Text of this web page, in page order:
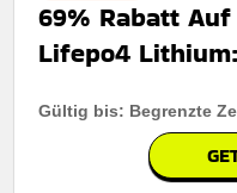
Art des Angebots:
Kumulierbar: Nicht
auf der website des
69% Rabatt Auf
Lifepo4
Gültig bis: Begrenzte